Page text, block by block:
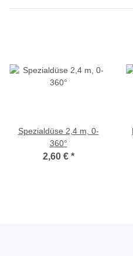
Spezialdüse 2,4 m, 0-
360°
2,60 € *